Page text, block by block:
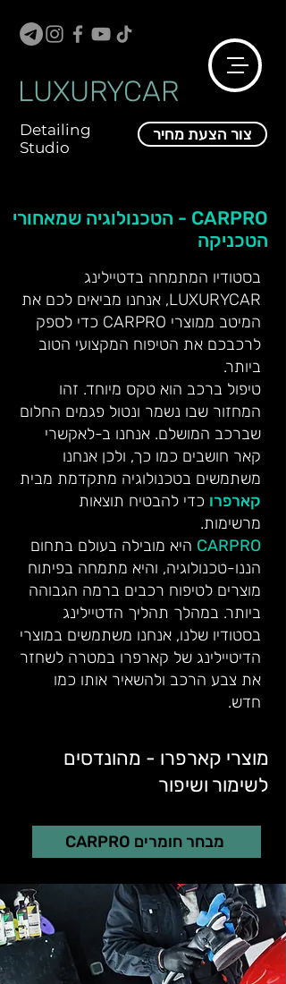
LUXURYCAR
Detailing
Studio
צור הצעת מחיר
CARPRO - הטכנולוגיה שמאחורי
הטכניקה
בסטודיו המתמחה בדטיילינג
LUXURYCAR, אנחנו מביאים לכם את
המיטב ממוצרי CARPRO כדי לספק
לרכבכם את הטיפוח המקצועי הטוב
ביותר.
טיפול ברכב הוא טקס מיוחד. זהו
המחזור שבו נשמר ונטול פגמים החלום
שברכב המושלם. אנחנו ב-לאקשרי
קאר חושבים כמו כך, ולכן אנחנו
משתמשים בטכנולוגיה מתקדמת מבית
קארפרו כדי להבטיח תוצאות
מרשימות.
CARPRO היא מובילה בעולם בתחום
הננו-טכנולוגיה, והיא מתמחה בפיתוח
מוצרים לטיפוח רכבים ברמה הגבוהה
ביותר. במהלך תהליך הדטיילינג
בסטודיו שלנו, אנחנו משתמשים במוצרי
הדיטיילינג של קארפרו במטרה לשחזר
את צבע הרכב ולהשאיר אותו כמו
חדש.
מוצרי קארפרו - מהונדסים
לשימור ושיפור
CARPRO מבחר חומרים